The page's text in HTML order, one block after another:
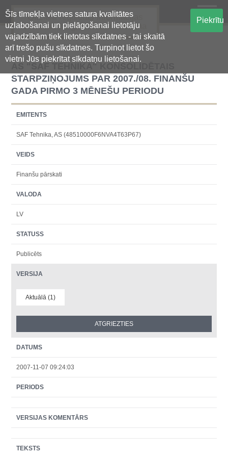
Šīs tīmekļa vietnes satura kvalitātes
uzlabošanai un pielāgošanai lietotāju
vajadzībām tiek lietotas sīkdatnes - tai skaitā
arī trešo pušu sīkdatnes. Turpinot lietot šo
vietni Jūs piekrītat sīkdatņu lietošanai.
Piekrītu
Oficiālā regulētās informācijas
centralizētā glabāšanas sistēma
AS "SAF TEHNIKA" KONSOLIDĒTAIS
STARPZIŅOJUMS PAR 2007./08. FINANŠU
GADA PIRMO 3 MĒNEŠU PERIODU
EMITENTS
SAF Tehnika, AS (48510000F6NVA4T63P67)
VEIDS
Finanšu pārskati
VALODA
LV
STATUSS
Publicēts
VERSIJA
Aktuālā (1)
DATUMS
2007-11-07 09:24:03
PERIODS
VERSIJAS KOMENTĀRS
TEKSTS